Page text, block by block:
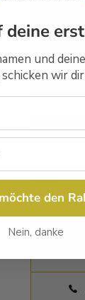
30
Julian
Habst
deine
und
wir
den
Nein, danke